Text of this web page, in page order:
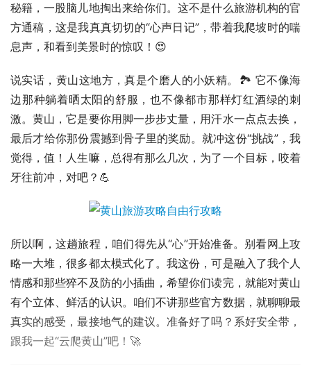
秘籍，一股脑儿地掏出来给你们。这不是什么旅游机构的官
方通稿，这是我真真切切的“心声日记”，带着我爬坡时的喘
息声，和看到美景时的惊叹！😍
说实话，黄山这地方，真是个磨人的小妖精。🏞️ 它不像海
边那种躺着晒太阳的舒服，也不像都市那样灯红酒绿的刺
激。黄山，它是要你用脚一步步丈量，用汗水一点点去换，
最后才给你那份震撼到骨子里的奖励。就冲这份“挑战”，我
觉得，值！人生嘛，总得有那么几次，为了一个目标，咬着
牙往前冲，对吧？💪
所以啊，这趟旅程，咱们得先从“心”开始准备。别看网上攻
略一大堆，很多都太模式化了。我这份，可是融入了我个人
情感和那些猝不及防的小插曲，希望你们读完，就能对黄山
有个立体、鲜活的认识。咱们不讲那些官方数据，就聊聊最
真实的感受，最接地气的建议。准备好了吗？系好安全带，
跟我一起“云爬黄山”吧！🚀